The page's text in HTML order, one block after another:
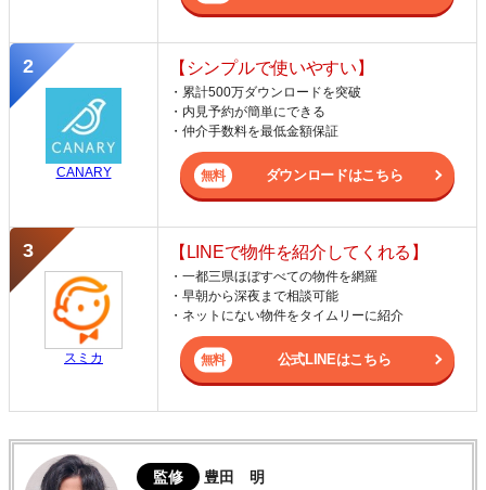
CANARY
【シンプルで使いやすい】
・累計500万ダウンロードを突破
・内見予約が簡単にできる
・仲介手数料を最低金額保証
ダウンロードはこちら
スミカ
【LINEで物件を紹介してくれる】
・一都三県ほぼすべての物件を網羅
・早朝から深夜まで相談可能
・ネットにない物件をタイムリーに紹介
公式LINEはこちら
監修 豊田 明